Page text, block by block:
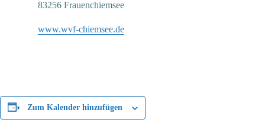
83256 Frauenchiemsee
www.wvf-chiemsee.de
Zum Kalender hinzufügen